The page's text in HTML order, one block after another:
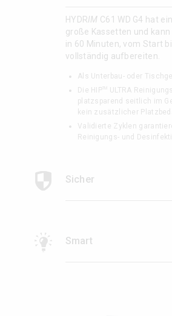
HYDRIM C61 WD G4 hat
große Kassetten und
in 60 Minuten, vom Start
vollständig aufbereiten.
Als Unterbau- oder
Die HIPTM
ULTRA
platzsparend seitlich im
kein zusätzlicher
Validierte Zyklen
Reinigungs- und
Sicher
Smart